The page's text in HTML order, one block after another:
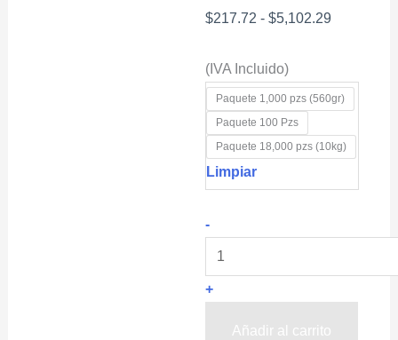
$217.72 - $5,102.29
desde
hasta
(IVA Incluido)
Paquete 1,000 pzs (560gr)
Paquete 100 Pzs
Paquete 18,000 pzs (10kg)
Limpiar
-Clip
para
Sistemas
de
Tutoreo
+
Añadir al carrito